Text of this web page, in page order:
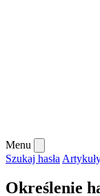
Menu
Szukaj hasła
Określenie